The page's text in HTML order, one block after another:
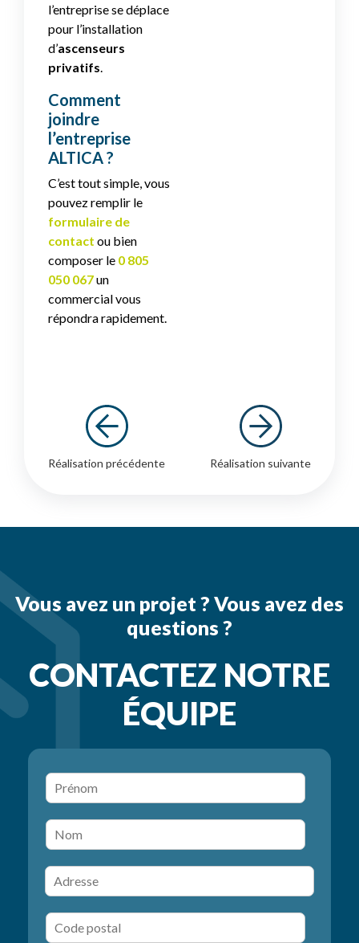
l’entreprise se déplace
pour l’installation
d’ascenseurs
privatifs.
Comment
joindre
l’entreprise
ALTICA ?
C’est tout simple, vous
pouvez remplir le
formulaire de
contact ou bien
composer le 0 805
050 067un
commercial vous
répondra rapidement.
Réalisation précédente Réalisation suivante
Vous avez un projet ? Vous avez des
questions ?
CONTACTEZ NOTRE
ÉQUIPE
P
r
n
o
N
o
A
d
e
s
C
o